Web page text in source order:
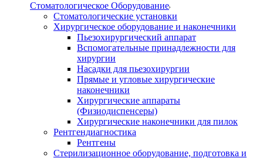
Стоматологическое Оборудование
Стоматологические установки
Хирургическое оборудование и наконечники
Пьезохирургический аппарат
Вспомогательные принадлежности для
хирургии
Насадки для пьезохирургии
Прямые и угловые хирургические
наконечники
Хирургические аппараты
(Физиодиспенсеры)
Хирургические наконечники для пилок
Рентгендиагностика
Рентгены
Стерилизационное оборудование, подготовка и